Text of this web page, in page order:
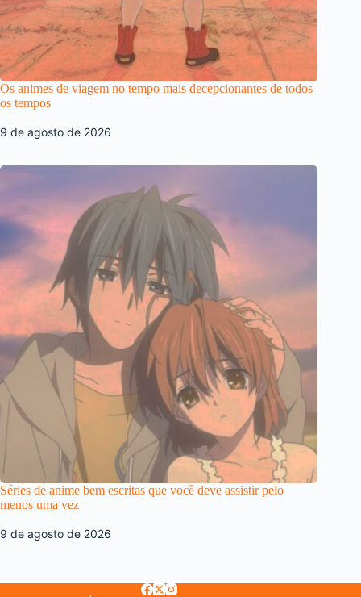
Os animes de viagem no tempo mais decepcionantes de todos
os tempos
9 de agosto de 2026
Séries de anime bem escritas que você deve assistir pelo
menos uma vez
9 de agosto de 2026